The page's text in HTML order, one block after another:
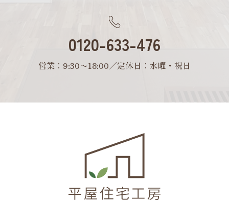
0120-633-476
営業：9:30〜18:00／定休日：水曜・祝日